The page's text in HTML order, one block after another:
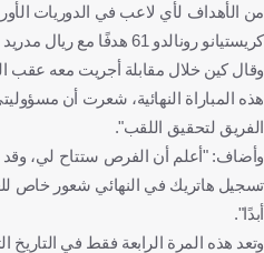
من الأهداف لأي لاعب في الدوريات
كريستيانو رونالدو 61 هدفًا مع ريال مدريد خلال موسم 2014-2015.
هذه المباراة النهائية، شعرت أن
الفريق لتحقيق اللقب".
وأضاف: "أعلم أن الفرص ستتاح لي،
تسجيل هاتريك في النهائي شعور خاص
أبدًا".
وتعد هذه المرة الرابعة فقط في التاريخ